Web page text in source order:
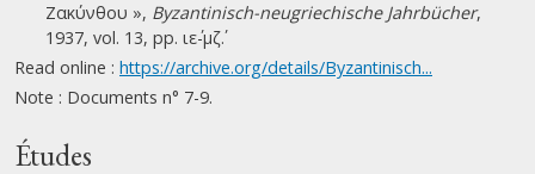
Ζακύνθου », Byzantinisch-neugriechische Jahrbücher,
1937, vol. 13, pp. ιε΄-μζ΄.
Read online : https://archive.org/details/Byzantinisch...
Note : Documents n° 7-9.
Études